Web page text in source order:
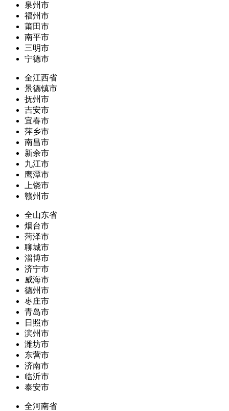
泉州市
福州市
莆田市
南平市
三明市
宁德市
全江西省
景德镇市
抚州市
吉安市
宜春市
萍乡市
南昌市
新余市
九江市
鹰潭市
上饶市
赣州市
全山东省
烟台市
菏泽市
聊城市
淄博市
济宁市
威海市
德州市
枣庄市
青岛市
日照市
滨州市
潍坊市
东营市
济南市
临沂市
泰安市
全河南省